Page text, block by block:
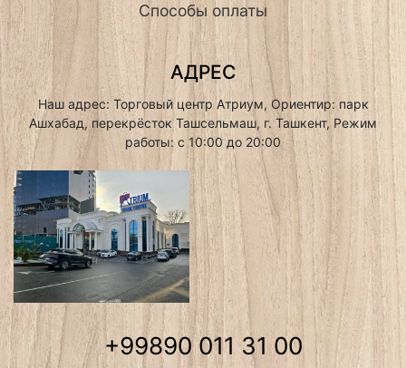
Способы оплаты
АДРЕС
Наш адрес: Торговый центр Атриум, Ориентир: парк
Ашхабад, перекрёсток Ташсельмаш, г. Ташкент, Режим
работы: с 10:00 до 20:00
+99890 011 31 00